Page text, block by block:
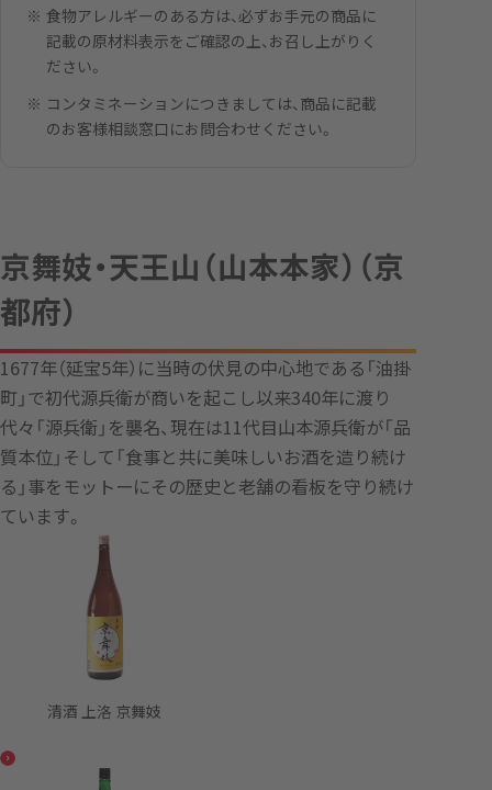
食物アレルギーのある方は、必ずお手元の商品に
記載の原材料表示をご確認の上、お召し上がりく
ださい。
コンタミネーションにつきましては、商品に記載
のお客様相談窓口にお問合わせください。
京舞妓・天王山（山本本家）（京
都府）
1677年（延宝5年）に当時の伏見の中心地である「油掛
町」で初代源兵衛が商いを起こし以来340年に渡り
代々「源兵衛」を襲名、現在は11代目山本源兵衛が「品
質本位」そして「食事と共に美味しいお酒を造り続け
る」事をモットーにその歴史と老舗の看板を守り続け
ています。
清酒 上洛 京舞妓